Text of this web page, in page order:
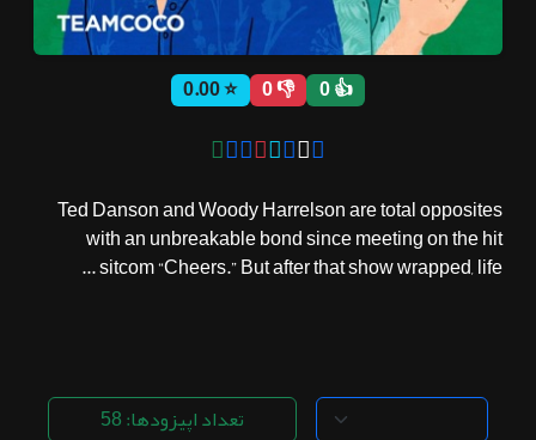
اشتراک‌ها
👍 0
👎 0
⭐ 0.00
Ted Danson and Woody Harrelson are total opposites
with an unbreakable bond since meeting on the hit
sitcom “Cheers.” But after that show wrapped, life ...
تعداد اپیزودها: 58